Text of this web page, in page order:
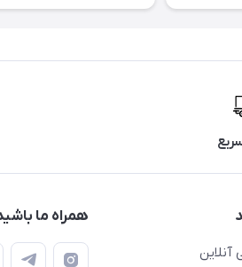
آنلاین
همراه ما